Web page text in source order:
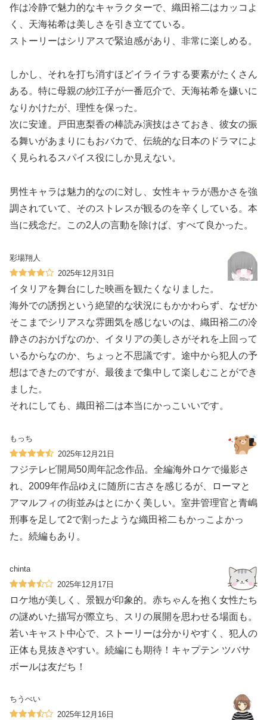
作は冷静で魅力的なキャラクターで、織田裕二はカッコよ
く、天海祐希は美しさを引き立てている。
ストーリーはシリアスで緊迫感があり、非常に楽しめる。
しかし、それを打ち消すほどイライラする要素がたくさん
ある。特に母親の紗江子が一番厄介で、天海祐希を嫌いに
なりかけたが、理性を保った。
次に安達。戸田恵梨香の棒読み演技はさておき、彼女の振
る舞いがあまりにもおバカで、伝統的な日本のドラマによ
く見られるスパイス役にしか見えない。
男性キャラは魅力的なのに対し、女性キャラが愚かさを強
調されていて、そのストレスが観るのを辛くしている。本
当に残念だ。この2人の言動を除けば、すべて良かった。
彩場翔人
2025年12月31日
イタリアを舞台にした映画を観たくなりました。
海外での誘拐という絶望的な状況にもかかわらず、なぜか
そこまでシリアスな雰囲気を感じないのは、織田裕二の冷
静さのおかげなのか、イタリアの美しさがそれを上回って
いるからなのか、ちょっと不思議です。途中から犯人の予
想はできたのですが、最後まで集中して楽しむことができ
ました。
それにしても、織田裕二は本当にかっこいいです。
もっち
2025年12月21日
フジテレビ開局50周年記念作品。全編海外ロケで撮影さ
れ、2009年作品ゆえに随所に古さを感じるが、ローマと
アマルフィの街並みはとにかく美しい。室井管理官と青嶋
刑事を足して2で割ったような織田裕二もかっこよかっ
た。続編もあり。
chinta
2025年12月17日
ロケ地が美しく、景観が印象的。赤ちゃんを抱く女性たち
の謎めいた描写が際立ち、スリの展開を思わせる場面も。
若いキャスト中心で、ストーリーは分かりやすく、犯人の
正体も見抜きやすい。続編にも期待！キャプテン ツバサ
ボールは友だち！
ちうべい
2025年12月16日